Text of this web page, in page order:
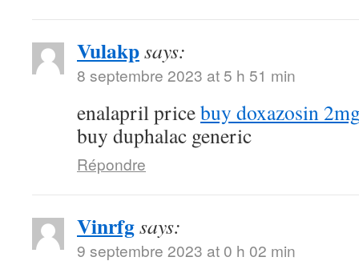
Vulakpsays:
8 septembre 2023 at 5 h 51 min
enalapril pricebuy doxazosin
buy duphalac generic
Répondre
Vinrfgsays:
9 septembre 2023 at 0 h 02 min